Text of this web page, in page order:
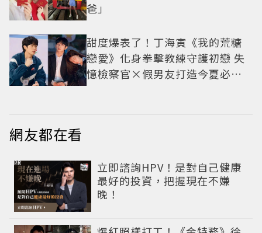
爸」
甜度爆表了！丁海寅《我的荒糖
戀愛》化身拳擊教練守護初戀 失
憶檢察官×假男友打造今夏必看
網友都在看
立即諮詢HPV！是對自己健康
最好的投資，把握現在不嫌
晚！
PR